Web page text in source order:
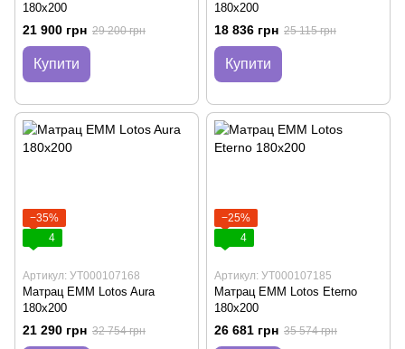
180х200
21 900 грн 29 200 грн
Купити
180х200
18 836 грн 25 115 грн
Купити
−35%
4
Артикул: УТ000107168
Матрац EMM Lotos Aura
180х200
21 290 грн 32 754 грн
−25%
4
Артикул: УТ000107185
Матрац EMM Lotos Eterno
180х200
26 681 грн 35 574 грн